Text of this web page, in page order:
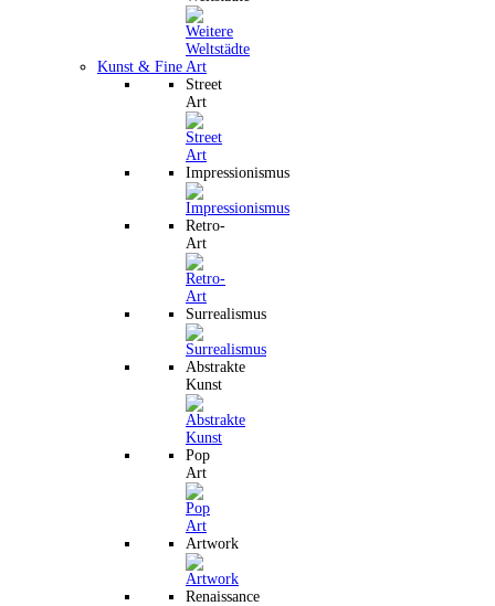
Kunst & Fine Art
Street
Art
Impressionismus
Retro-
Art
Surrealismus
Abstrakte
Kunst
Pop
Art
Artwork
Renaissance